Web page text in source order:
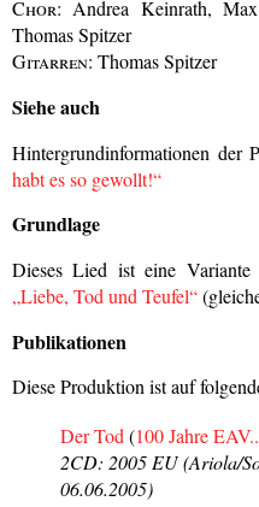
Chor: Andrea Keinrath,
Thomas Spitzer
Gitarren: Thomas Spitzer
Siehe auch
Hintergrundinformationen der
habt es so gewollt!“
Grundlage
Dieses Lied ist eine Variante
„Liebe, Tod und Teufel“
Publikationen
Diese Produktion ist auf
Der Tod (100 Jahre
2CD: 2005 EU (Ariola/
06.06.2005)